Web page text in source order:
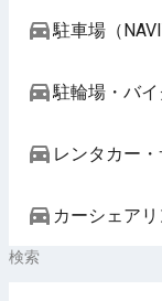
駐車場（
駐輪場・バイ
レンタカー・
カーシェアリ
検索